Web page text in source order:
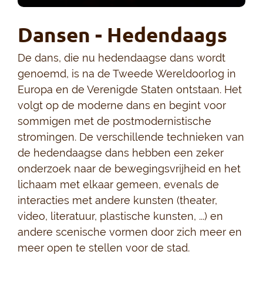
Dansen - Hedendaags
De dans, die nu hedendaagse dans wordt
genoemd, is na de Tweede Wereldoorlog in
Europa en de Verenigde Staten ontstaan. Het
volgt op de moderne dans en begint voor
sommigen met de postmodernistische
stromingen. De verschillende technieken van
de hedendaagse dans hebben een zeker
onderzoek naar de bewegingsvrijheid en het
lichaam met elkaar gemeen, evenals de
interacties met andere kunsten (theater,
video, literatuur, plastische kunsten, ...) en
andere scenische vormen door zich meer en
meer open te stellen voor de stad.